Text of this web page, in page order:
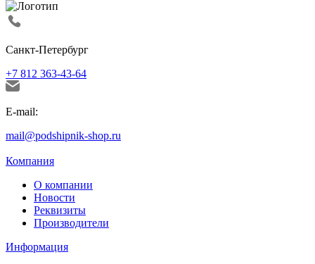
Санкт-Петербург
+7 812 363-43-64
E-mail:
mail@podshipnik-shop.ru
Компания
О компании
Новости
Реквизиты
Производители
Информация